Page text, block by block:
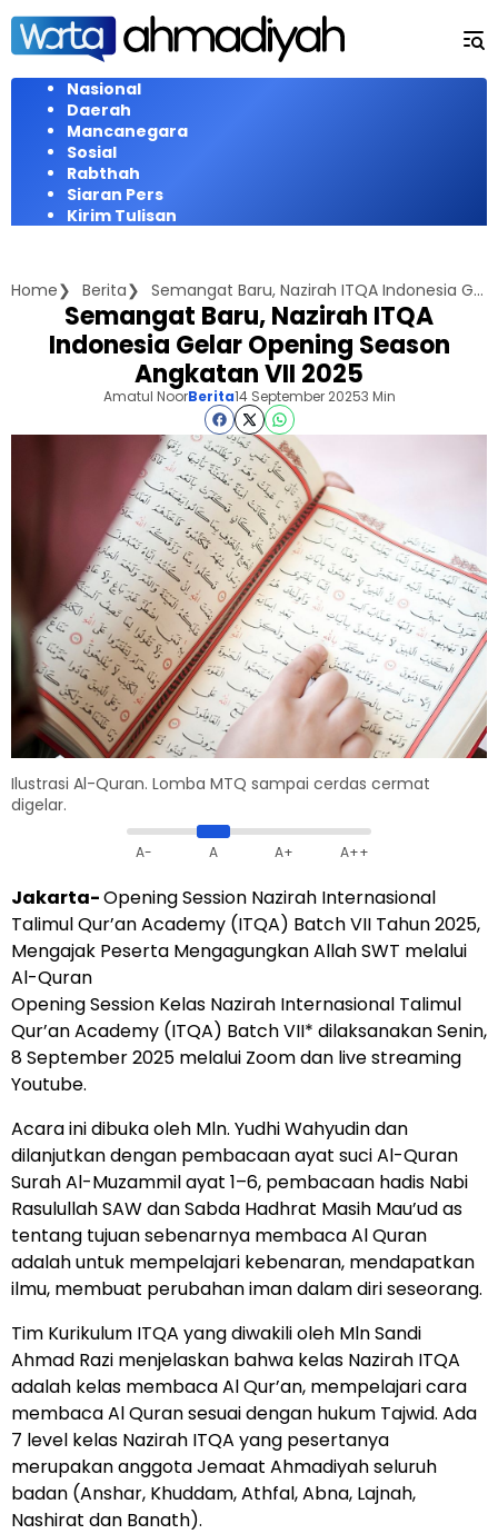
Langsung
konten
Nasional
Daerah
Mancanegara
Sosial
Rabthah
Siaran Pers
Kirim Tulisan
Home Berita Semangat Baru, Nazirah ITQA Indonesia Gelar Opening Season Angkatan VII 2025
Semangat Baru, Nazirah ITQA
Indonesia Gelar Opening Season
Angkatan VII 2025
Amatul NoorBerita14 September 20253 Min
Ilustrasi Al-Quran. Lomba MTQ sampai cerdas cermat
digelar.
A- A A+ A++
Jakarta-Opening Session Nazirah Internasional
Talimul Qur’an Academy (ITQA) Batch VII Tahun 2025,
Mengajak Peserta Mengagungkan Allah SWT melalui
Al-Quran
Opening Session Kelas Nazirah Internasional Talimul
Qur’an Academy (ITQA) Batch VII* dilaksanakan Senin,
8 September 2025 melalui Zoom dan live streaming
Youtube.
Acara ini dibuka oleh Mln. Yudhi Wahyudin dan
dilanjutkan dengan pembacaan ayat suci Al-Quran
Surah Al-Muzammil ayat 1–6, pembacaan hadis Nabi
Rasulullah SAW dan Sabda Hadhrat Masih Mau’ud as
tentang tujuan sebenarnya membaca Al Quran
adalah untuk mempelajari kebenaran, mendapatkan
ilmu, membuat perubahan iman dalam diri seseorang.
Tim Kurikulum ITQA yang diwakili oleh Mln Sandi
Ahmad Razi menjelaskan bahwa kelas Nazirah ITQA
adalah kelas membaca Al Qur’an, mempelajari cara
membaca Al Quran sesuai dengan hukum Tajwid. Ada
7 level kelas Nazirah ITQA yang pesertanya
merupakan anggota Jemaat Ahmadiyah seluruh
badan (Anshar, Khuddam, Athfal, Abna, Lajnah,
Nashirat dan Banath).